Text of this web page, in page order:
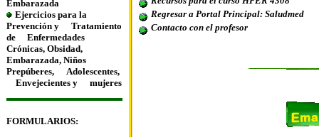
Embarazada
Ejercicios para la
Prevención y
Tratamiento
de
Enfermedades
Crónicas, Obsidad,
Embarazada, Niños
Prepúberes,
Adolescentes,
Envejecientes y
mujeres
FORMULARIOS:
Regresar a Portal Principal: Saludmed
Contacto con el profesor